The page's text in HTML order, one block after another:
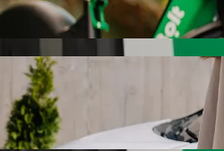
nebo e-kolech
akvaparks -
do Ventspils skeitparks,